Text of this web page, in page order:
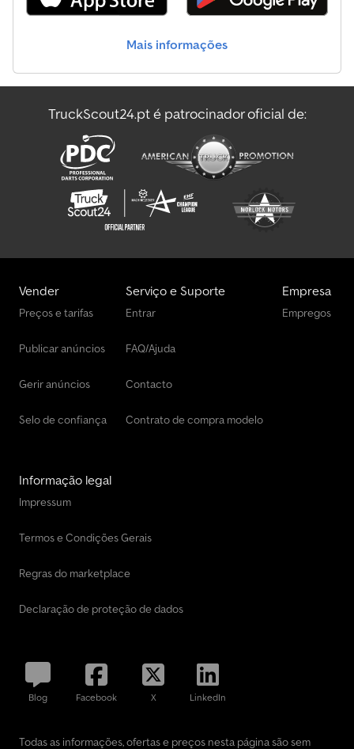
Mais informações
TruckScout24.pt é patrocinador oficial de:
Vender
Preços e tarifas
Publicar anúncios
Gerir anúncios
Selo de confiança
Serviço e Suporte
Entrar
FAQ/Ajuda
Contacto
Contrato de compra modelo
Empresa
Empregos
Informação legal
Impressum
Termos e Condições Gerais
Regras do marketplace
Declaração de proteção de dados
Blog Facebook X LinkedIn
Todas as informações, ofertas e preços nesta página são sem